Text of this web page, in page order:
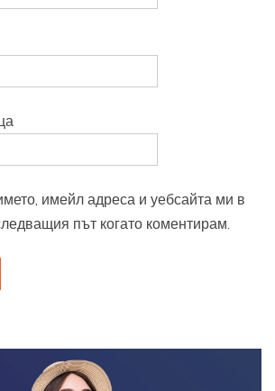
имейл адреса и уебсайта ми в
път когато коментирам.